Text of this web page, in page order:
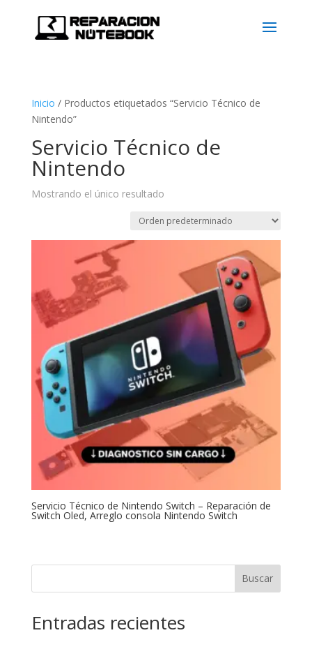
Inicio / Productos etiquetados “Servicio Técnico de
Nintendo”
Servicio Técnico de
Nintendo
Mostrando el único resultado
Servicio Técnico de Nintendo Switch – Reparación de
Switch Oled, Arreglo consola Nintendo Switch
Buscar
Entradas recientes